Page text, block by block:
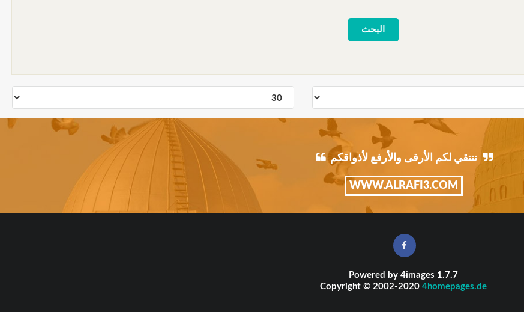
ننتقي لكم الأرقى والأرفع لأذواقكم
WWW.ALRAFI3.COM
Powered by 4images 1.7.7
Copyright © 2002-2020 4homepages.de